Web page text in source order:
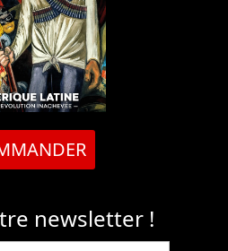
newsletter !